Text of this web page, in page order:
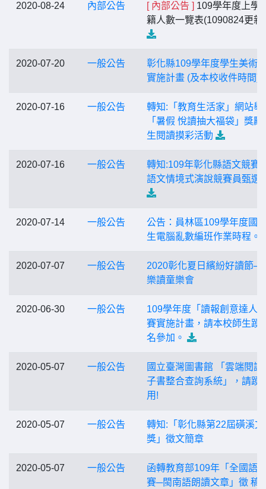
2020-08-24 內部公告 [ 內部公告 ] 109學年度上學
籍人數一覽表(1090824更新
2020-07-20 一般公告
彰化縣109學年度學生美術
實施計畫 (及本校收件時間)
2020-07-16 一般公告
轉知:「教育生活家」網站舉
「暑假 悅讀抽大福袋」獎勵
生閱讀摸彩活動
2020-07-16 一般公告
轉知:109年彰化縣語文競賽
語文情境式演說競賽員甄選
2020-07-14 一般公告
公告：員林區109學年度國
生電腦亂數編班作業時程。
2020-07-07 一般公告
2020彰化夏日繽紛好讀節─
樂讀童樂會
2020-06-30 一般公告
109學年度「讀報創意達人
賽實施計畫，請本校師生踴
名參加。
2020-05-07 一般公告
國立臺灣圖書館 「雲端閱讀
子書整合查詢系統」，請踴
用!
2020-05-07 一般公告
轉知:「彰化縣第22屆磺溪文
獎」徵文簡章
2020-05-07 一般公告
函轉教育部109年「全國語
賽─閩南語朗讀文章」徵 稿